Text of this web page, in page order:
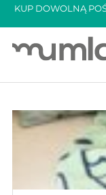
KUP DOWOLNĄ